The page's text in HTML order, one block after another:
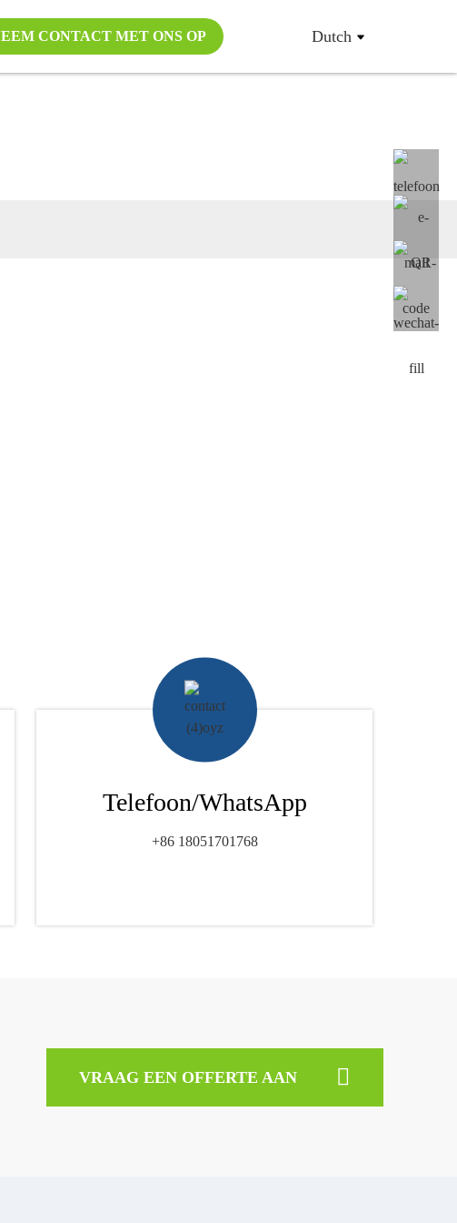
CONTACT MET ONS OP Dutch
Telefoon/WhatsApp
+86 18051701768
VRAAG EEN OFFERTE AAN